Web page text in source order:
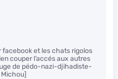
et les chats rigolos
couper l’accés aux autres
de pédo-nazi-djihadiste-